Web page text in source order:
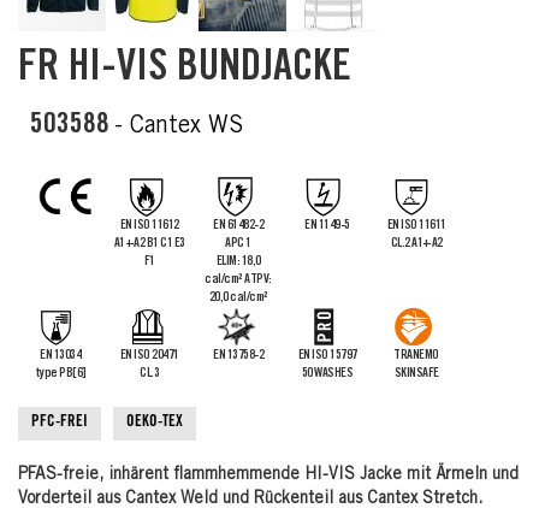
Skip
to
beginning
images
gallery
FR HI-VIS BUNDJACKE
503588 - Cantex WS
EN ISO 11612
A1+A2 B1 C1 E3
F1
EN 61482-2
APC 1
ELIM: 18,0
cal/cm² ATPV:
20,0 cal/cm²
EN 1149-5
EN ISO 11611
CL.2 A1+A2
EN 13034
type PB[6]
EN ISO 20471
CL.3
EN 13758-2
EN ISO 15797
50 WASHES
TRANEMO
SKINSAFE
PFC-FREI OEKO-TEX
PFAS-freie, inhärent flammhemmende HI-VIS Jacke mit Ärmeln und
Vorderteil aus Cantex Weld und Rückenteil aus Cantex Stretch.